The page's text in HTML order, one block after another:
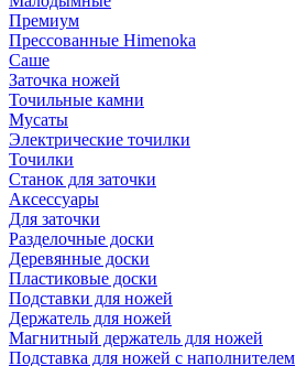
Премиум
Прессованные Himenoka
Саше
Заточка ножей
Точильные камни
Мусаты
Электрические точилки
Точилки
Станок для заточки
Аксессуары
Для заточки
Разделочные доски
Деревянные доски
Пластиковые доски
Подставки для ножей
Держатель для ножей
Магнитный держатель для ножей
Подставка для ножей с наполнителем